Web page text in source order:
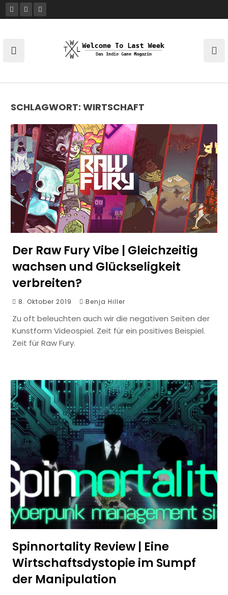
Skip
to
SCHLAGWORT: WIRTSCHAFT
Der Raw Fury Vibe | Gleichzeitig
wachsen und Glückseligkeit
verbreiten?
8. Oktober 2019 Benja Hiller
Zu oft beleuchten auch wir die negativen Seiten der
Kunstform Videospiel. Zeit für ein positives Beispiel.
Zeit für Raw Fury.
Spinnortality Review | Eine
Wirtschaftsdystopie im Sumpf
der Manipulation